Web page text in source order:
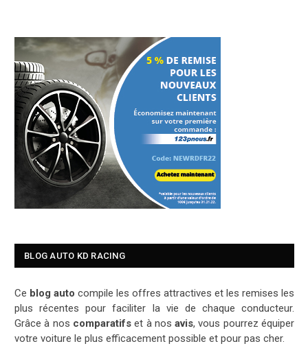
BLOG AUTO KD RACING
Ce blog auto compile les offres attractives et les remises les
plus récentes pour faciliter la vie de chaque conducteur.
Grâce à nos comparatifset à nosavis, vous pourrez équiper
votre voiture le plus efficacement possible et pour pas cher.